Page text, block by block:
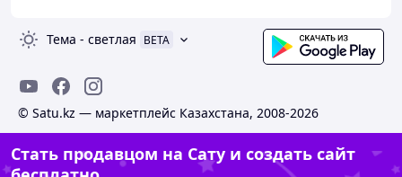
Тема - светлая BETA
© Satu.kz — маркетплейс Казахстана, 2008-2026
Стать продавцом на Сату и создать сайт